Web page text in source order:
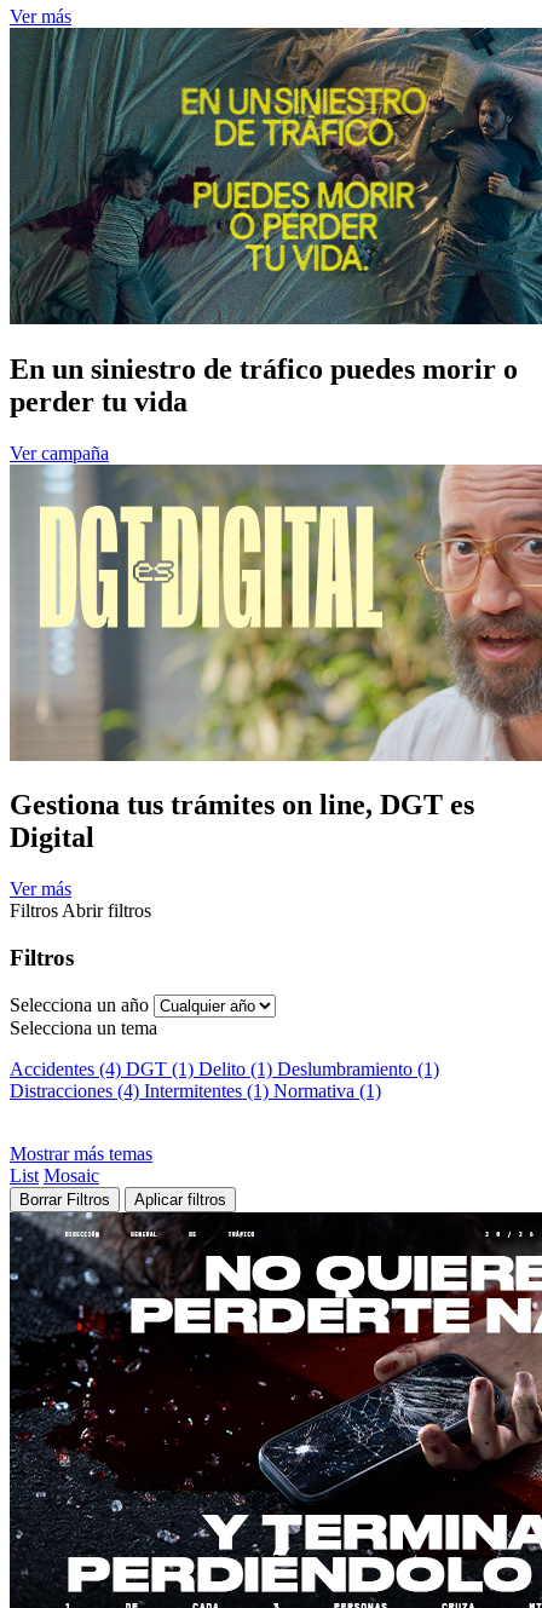
Ver más
En un siniestro de tráfico puedes morir o
perder tu vida
Ver campaña
Gestiona tus trámites on line, DGT es
Digital
Ver más
Filtros Abrir filtros
Filtros
Selecciona un año
Selecciona un tema
Accidentes (4) DGT (1) Delito (1) Deslumbramiento (1)
Distracciones (4) Intermitentes (1) Normativa (1)
Mostrar más temas
List Mosaic
Borrar Filtros Aplicar filtros